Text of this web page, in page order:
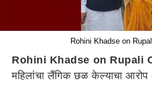
Rohini Khadse on
Rohini Khadse on Rupali
महिलांचा लैंगिक छळ केल्याचा